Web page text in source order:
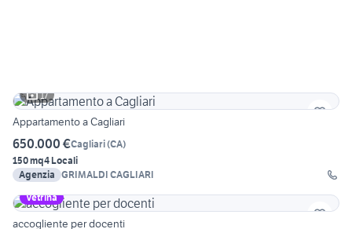
17
Appartamento a Cagliari
650.000 €Cagliari(CA)
150 mq4 Locali
Agenzia GRIMALDI CAGLIARI
Vetrina
accogliente per docenti